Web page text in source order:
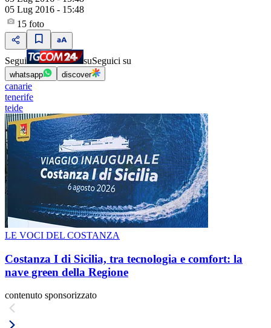
05 Lug 2016 - 15:48
15 foto
Segui suSeguici su
whatsapp discover
canarie
tenerife
teide
LE VOCI DEL COSTANZA
Costanza I di Sicilia, tra tecnologia e comfort: la
nave green della Regione
contenuto sponsorizzato